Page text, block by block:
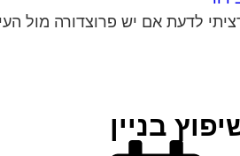
לדעת אם יש פרוצדורה מול
בניין